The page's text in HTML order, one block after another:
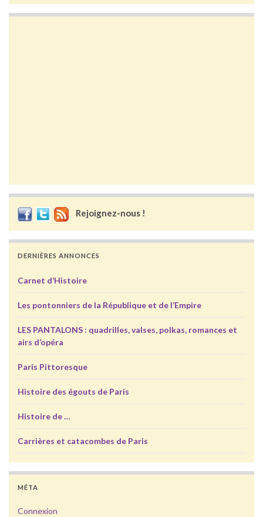
Rejoignez-nous !
DERNIÈRES ANNONCES
Carnet d’Histoire
Les pontonniers de la République et de l’Empire
LES PANTALONS : quadrilles, valses, polkas, romances et
airs d’opéra
Paris Pittoresque
Histoire des égouts de Paris
Histoire de …
Carrières et catacombes de Paris
MÉTA
Connexion